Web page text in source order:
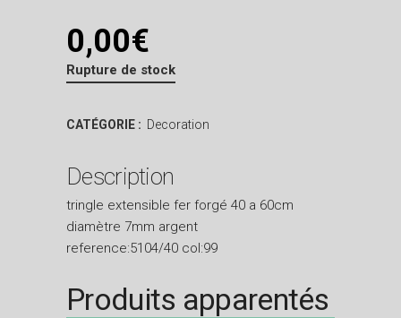
0,00€
Rupture de stock
CATÉGORIE : Decoration
Description
tringle extensible fer forgé 40 a 60cm
diamètre 7mm argent
reference:5104/40 col:99
Produits apparentés